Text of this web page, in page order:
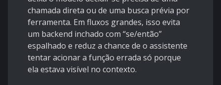
chamada direta ou de uma busca prévia por
ferramenta. Em fluxos grandes, isso evita
um backend inchado com “se/então”
espalhado e reduz a chance de o assistente
tentar acionar a função errada só porque
ela estava visível no contexto.